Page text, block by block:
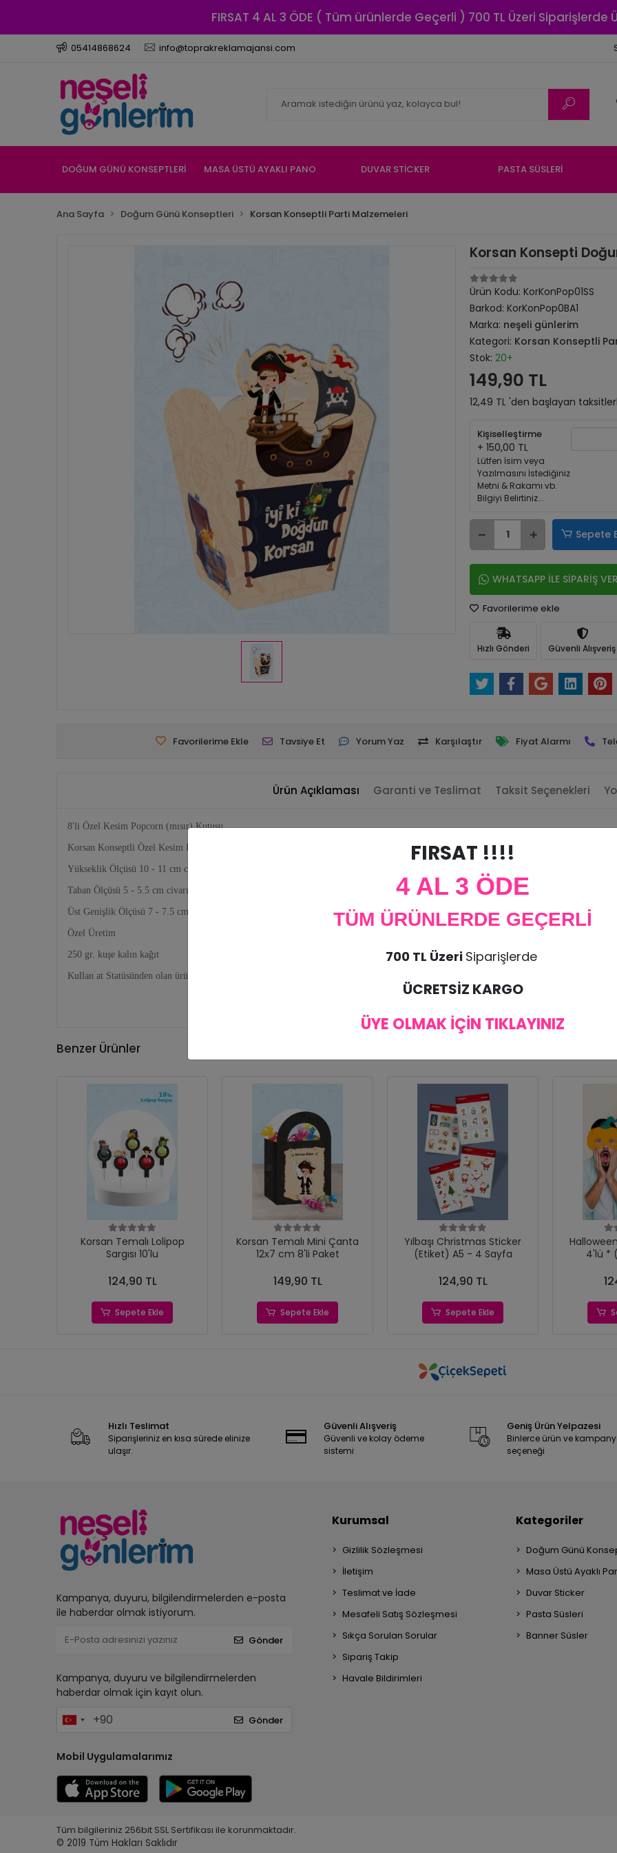
FIRSAT 4 AL 3 ÖDE ( Tüm ürünlerde Geçerli ) 700 TL Üzeri Siparişlerde
05414868624 info@toprakreklamajansi.com
DOĞUM GÜNÜ KONSEPTLERİ MASA ÜSTÜ AYAKLI PANO DUVAR STİCKER PASTA SÜSLERİ
Ana Sayfa Doğum Günü Konseptleri Korsan Konseptli Parti Malzemeleri
Korsan Konsepti
Ürün Kodu: KorKonPop01SS
Barkod: KorKonPop0BA1
Marka: neşeli günlerim
Kategori: Korsan Konseptli
Stok: 20+
149,90 TL
12,49 TL 'den başlayan
Kişiselleştirme
+ 150,00 TL
Lütfen İsim veya
Yazılmasını İstediğiniz
Metni & Rakamı vb.
Bilgiyi Belirtiniz...
Sepete
WHATSAPP İLE SİPARİŞ
Favorilerime ekle
Hızlı Gönderi Güvenli Alışveriş
Favorilerime Ekle Tavsiye Et Yorum Yaz Karşılaştır Fiyat Alarmı
Ürün Açıklaması Garanti ve Teslimat Taksit Seçenekleri
8'li Özel Kesim Popcorn (mısır) Kutusu
Korsan Konseptli Özel Kesim Kutu
Yükseklik Ölçüsü 10 - 11 cm civarında
Taban Ölçüsü 5 - 5.5 cm civarında
Üst Genişlik Ölçüsü 7 - 7.5 cm civarında
Özel Üretim
250 gr. kuşe kalın kağıt
Kullan at Statüsünden olan ürünler olduğundan ürün iadesi kabul edilmemektedir. Ürünün zarar görmesi halinde tekrar ürün gönderimi
Benzer Ürünler
Korsan Temalı Lolipop
Sargısı 10'lu
124,90 TL
Sepete Ekle
Korsan Temalı Mini Çanta
12x7 cm 8'li Paket
149,90 TL
Sepete Ekle
Yılbaşı Christmas Sticker
(Etiket) A5 - 4 Sayfa
124,90 TL
Sepete Ekle
Halloween
4'lü *
Hızlı Teslimat
Siparişleriniz en kısa sürede elinize
ulaşır.
Güvenli Alışveriş
Güvenli ve kolay ödeme
sistemi
Geniş Ürün Yelpazesi
Binlerce ürün ve
seçeneği
Kampanya, duyuru, bilgilendirmelerden e-posta
ile haberdar olmak istiyorum.
Gönder
Kampanya, duyuru ve bilgilendirmelerden
haberdar olmak için kayıt olun.
Gönder
Mobil Uygulamalarımız
Kurumsal
Gizlilik Sözleşmesi
İletişim
Teslimat ve İade
Mesafeli Satış Sözleşmesi
Sıkça Sorulan Sorular
Sipariş Takip
Havale Bildirimleri
Kategoriler
Doğum Günü
Masa Üstü Ayaklı
Duvar Sticker
Pasta Süsleri
Banner Süsler
Tüm bilgileriniz 256bit SSL Sertifikası ile korunmaktadır.
© 2019 Tüm Hakları Saklıdır
FIRSAT !!!!
4 AL 3 ÖDE
TÜM ÜRÜNLERDE GEÇERLİ
700 TL Üzeri Siparişlerde
ÜCRETSİZ KARGO
ÜYE OLMAK İÇİN TIKLAYINIZ